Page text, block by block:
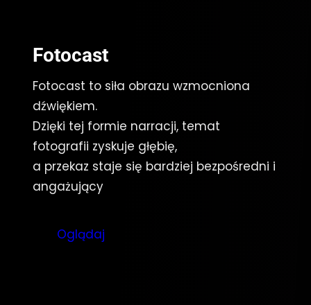
Fotocast
Fotocast to siła obrazu wzmocniona
dźwiękiem.
Dzięki tej formie narracji, temat
fotografii zyskuje głębię,
a przekaz staje się bardziej bezpośredni i
angażujący
Oglądaj